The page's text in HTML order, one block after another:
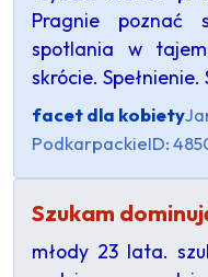
Pragnie poznać
spotlania w
skrócie. Spełnienie.
facet dla kobiety
PodkarpackieID:
Szukam
młody 23 lata.